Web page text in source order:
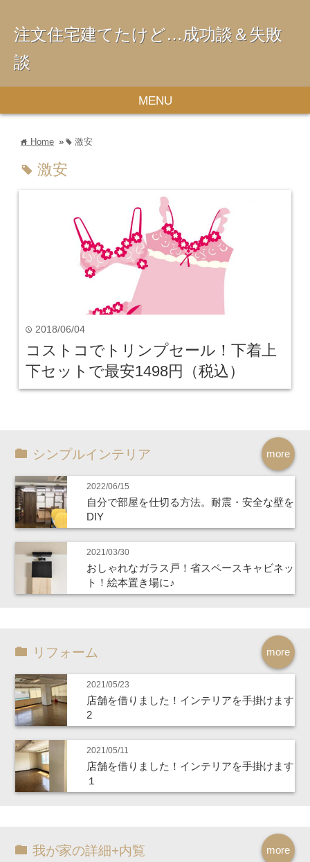
注文住宅建てたけど…成功談＆失敗
談
MENU
home Home » tag 激安
tag 激安
time 2018/06/04
コストコでトリンプセール！下着上
下セットで最安1498円（税込）
more
シンプルインテリア
2022/06/15
自分で部屋を仕切る方法。耐震・安全な壁を
DIY
2021/03/30
おしゃれなガラス戸！省スペースキャビネッ
ト！絵本置き場に♪
more
リフォーム
2021/05/23
店舗を借りました！インテリアを手掛けます
2
2021/05/11
店舗を借りました！インテリアを手掛けます
１
more
我が家の詳細+内覧